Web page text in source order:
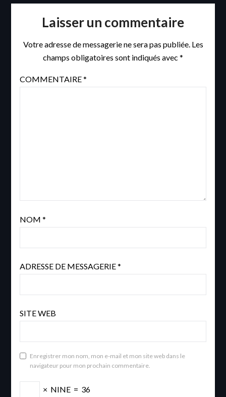
Laisser un commentaire
Votre adresse de messagerie ne sera pas publiée. Les
champs obligatoires sont indiqués avec *
COMMENTAIRE*
NOM *
ADRESSE DE MESSAGERIE*
SITE WEB
Enregistrer mon nom, mon e-mail et mon site web dans le
navigateur pour mon prochain commentaire.
× NINE = 36